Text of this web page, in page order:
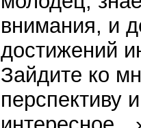
внимания, и
достижений
Зайдите ко
перспективу